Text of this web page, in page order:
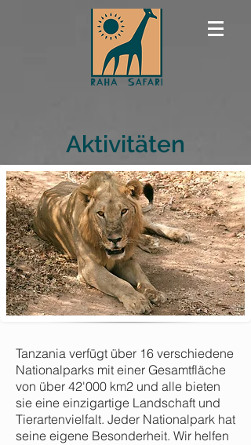
Aktivitäten
Tanzania verfügt über 16 verschiedene
Nationalparks mit einer Gesamtfläche
von über 42'000 km2 und alle bieten
sie eine einzigartige Landschaft und
Tierartenvielfalt. Jeder Nationalpark hat
seine eigene Besonderheit. Wir helfen